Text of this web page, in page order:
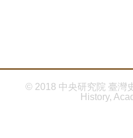
© 2018 中央研究院 臺灣
History,